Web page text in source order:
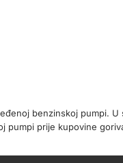
benzinskoj pumpi. U
pumpi prije kupovine